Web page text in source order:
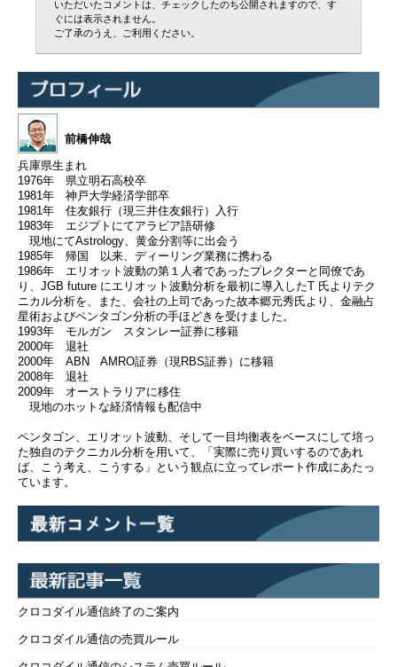
いただいたコメントは、チェックしたのち公開されますので、す
ぐには表示されません。
ご了承のうえ、ご利用ください。
前橋伸哉
兵庫県生まれ
1976年 県立明石高校卒
1981年 神戸大学経済学部卒
1981年 住友銀行（現三井住友銀行）入行
1983年 エジプトにてアラビア語研修
現地にてAstrology、黄金分割等に出会う
1985年 帰国 以来、ディーリング業務に携わる
1986年 エリオット波動の第１人者であったプレクターと同僚であ
り、JGB future にエリオット波動分析を最初に導入したT 氏よりテク
ニカル分析を、また、会社の上司であった故本郷元秀氏より、金融占
星術およびペンタゴン分析の手ほどきを受けました。
1993年 モルガン スタンレー証券に移籍
2000年 退社
2000年 ABN AMRO証券（現RBS証券）に移籍
2008年 退社
2009年 オーストラリアに移住
現地のホットな経済情報も配信中
ペンタゴン、エリオット波動、そして一目均衡表をベースにして培っ
た独自のテクニカル分析を用いて、「実際に売り買いするのであれ
ば、こう考え、こうする」という観点に立ってレポート作成にあたっ
ています。
クロコダイル通信終了のご案内
クロコダイル通信の売買ルール